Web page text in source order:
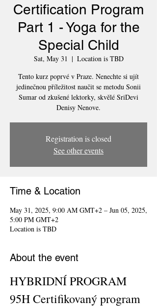
Certification Program
Part 1 - Yoga for the
Special Child
Sat, May 31
  |
Location is TBD
Tento kurz poprvé v Praze. Nenechte si ujít
jedinečnou příležitost naučit se metodu Sonii
Sumar od zkušené lektorky, skvělé SriDevi
Denisy Nenove.
Registration is closed
See other events
Time & Location
May 31, 2025, 9:00 AM GMT+2 – Jun 05, 2025,
5:00 PM GMT+2
Location is TBD
About the event
HYBRIDNÍ PROGRAM
95H Certifikovaný program